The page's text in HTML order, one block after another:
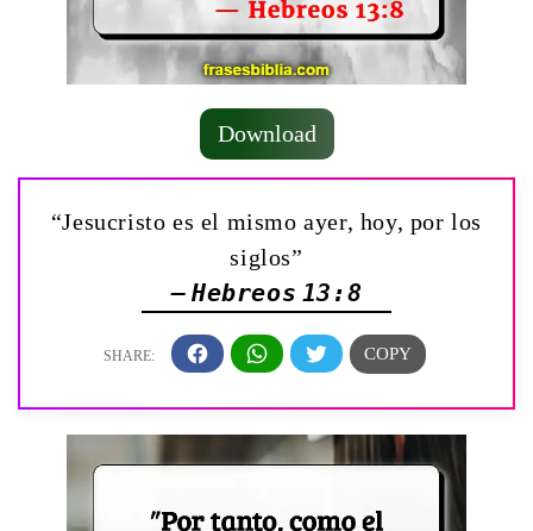
Download
“Jesucristo es el mismo ayer, hoy, por los
siglos”
— Hebreos 13:8